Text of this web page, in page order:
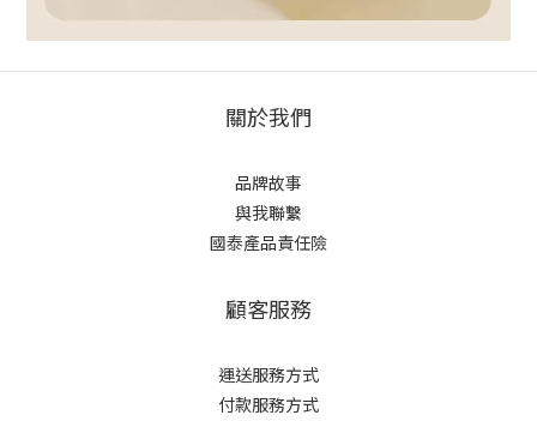
關於我們
品牌故事
與我聯繫
國泰產品責任險
顧客服務
運送服務方式
付款服務方式